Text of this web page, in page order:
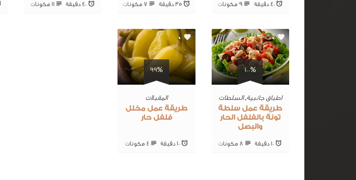
40 ‎دقيقة 9 ‎مكونات 35 ‎دقيقة 7 ‎مكونات 40 ‎دقيقة 11 ‎مكونات
100%
0
اطباق جانبية,السلطات
طريقة عمل سلطة
تونة بالفلفل الحار
والبصل
10 ‎دقيقة 8 ‎مكونات
99%
0
المقبلات
طريقة عمل مخلل
فلفل حار
10 ‎دقيقة 4 ‎مكونات